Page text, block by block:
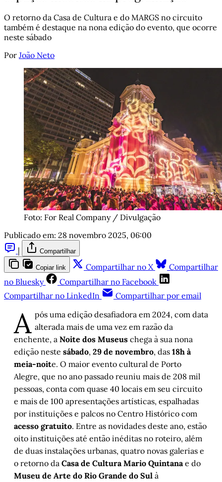
O retorno da Casa de Cultura e do MARGS no circuito
também é destaque na nona edição do evento, que ocorre
neste sábado
Por João Neto
Foto: For Real Company / Divulgação
Publicado em: 28 novembro 2025, 06:00
|
Compartilhar
Copiar link Compartilhar no X
Compartilhar
no Bluesky
Compartilhar no Facebook
Compartilhar no LinkedIn
Compartilhar por email
A pós uma edição desafiadora em 2024, com data
alterada mais de uma vez em razão da
enchente, a Noite dos Museus chega à sua nona
edição neste sábado, 29 de novembro, das 18h à
meia-noite. O maior evento cultural de Porto
Alegre, que no ano passado reuniu mais de 208 mil
pessoas, conta com quase 40 locais em seu circuito
e mais de 100 apresentações artísticas, espalhadas
por instituições e palcos no Centro Histórico com
acesso gratuito. Entre as novidades deste ano, estão
oito instituições até então inéditas no roteiro, além
de duas instalações urbanas, quatro novas galerias e
o retorno da Casa de Cultura Mario Quintanae do
Museu de Arte do Rio Grande do Sul à